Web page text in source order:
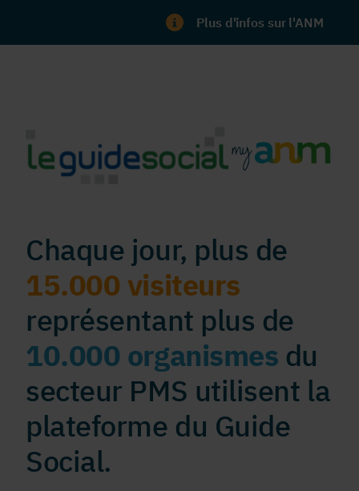
Plus d'infos sur l'ANM
Chaque jour, plus de
15.000 visiteurs
représentant plus de
10.000 organismes du
secteur PMS utilisent la
plateforme du Guide
Social.